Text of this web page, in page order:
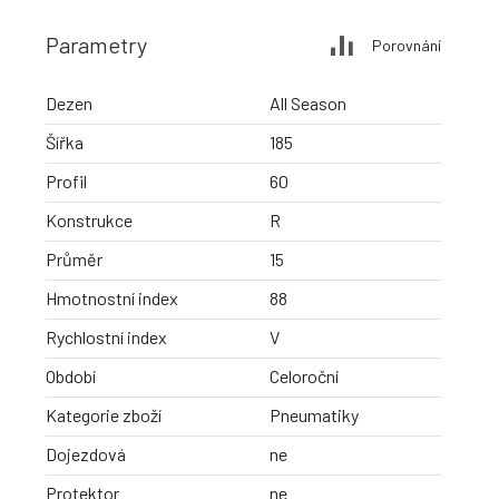
Parametry Porovnání
Dezen
All Season
Šířka
185
Profil
60
Konstrukce
R
Průměr
15
Hmotnostní index
88
Rychlostní index
V
Období
Celoroční
Kategorie zboží
Pneumatiky
Dojezdová
ne
Protektor
ne